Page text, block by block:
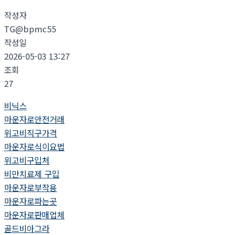
작성자
TG@bpmc55
작성일
2026-05-03 13:27
조회
27
비닉스
마운자로안전거래
위고비직구가격
마운자로식이요법
위고비구입처
비만치료제 구입
마운자로부작용
마운자로파는곳
마운자로판매업체
골드비아그라